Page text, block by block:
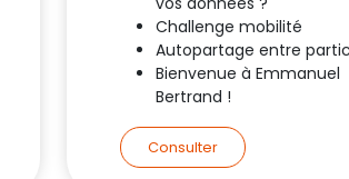
Challenge mobilité
Autopartage entre
Bienvenue à Emmanuel
Bertrand !
Consulter